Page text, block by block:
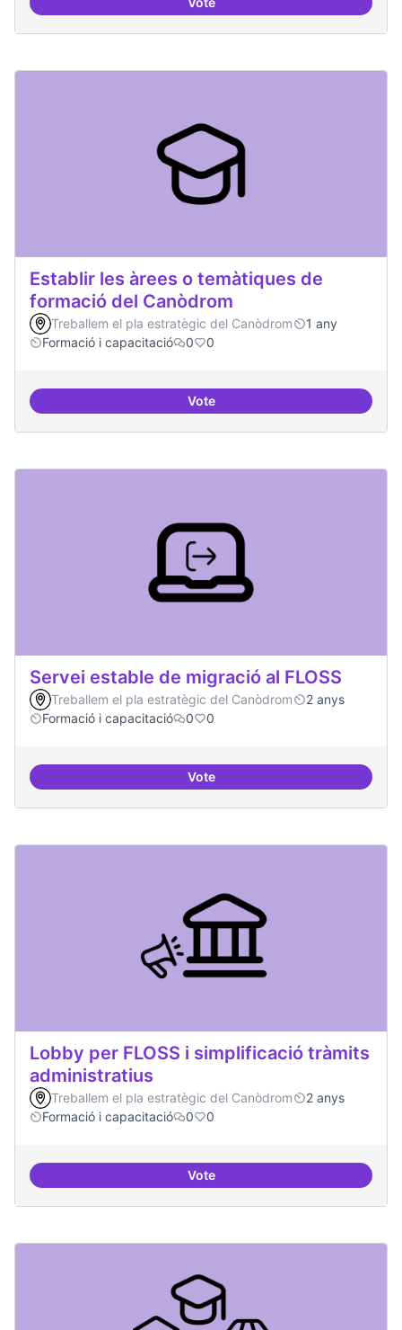
Relació equilibrada entre
Establir les àrees o temàtiques de
formació del Canòdrom
Treballem el pla estratègic del Canòdrom
1 any
Formació i capacitació
0 0
VoteEstablir les àrees o temàtiques
Servei estable de migració al FLOSS
Treballem el pla estratègic del Canòdrom
2 anys
Formació i capacitació
0 0
VoteServei estable de migració al
Lobby per FLOSS i simplificació tràmits
administratius
Treballem el pla estratègic del Canòdrom
2 anys
Formació i capacitació
0 0
VoteLobby per FLOSS i